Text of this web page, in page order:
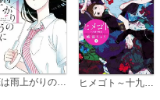
恋は雨上がりのように